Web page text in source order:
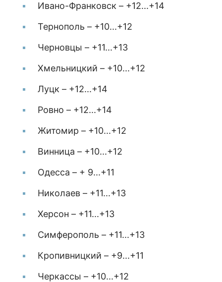
Ивано-Франковск – +12...+14
Тернополь – +10...+12
Черновцы – +11...+13
Хмельницкий – +10...+12
Луцк – +12...+14
Ровно – +12...+14
Житомир – +10...+12
Винница – +10...+12
Одесса – + 9...+11
Николаев – +11...+13
Херсон – +11...+13
Симферополь – +11...+13
Кропивницкий – +9...+11
Черкассы – +10...+12